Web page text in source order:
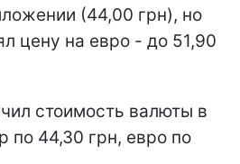
(44,00 грн), но
цену на евро - до 51,90
стоимость валюты в
по 44,30 грн, евро по